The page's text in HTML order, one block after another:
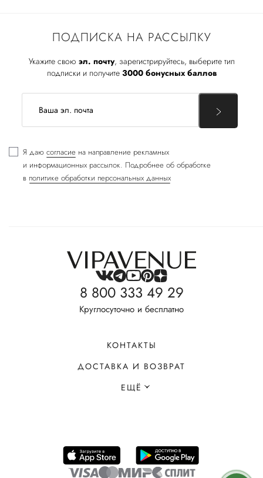
ПОДПИСКА НА РАССЫЛКУ
Укажите свою эл. почту, зарегистрируйтесь, выберите тип
подписки и получите 3000 бонусных баллов
Я даю согласие на направление рекламных
и информационных рассылок. Подробнее об обработке
в политике обработки персональных данных
8 800 333 49 29
Круглосуточно и бесплатно
КОНТАКТЫ
ДОСТАВКА И ВОЗВРАТ
ЕЩЁ